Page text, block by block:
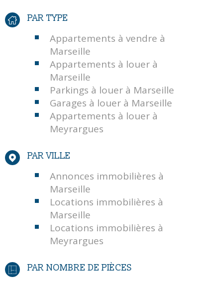
PAR TYPE
Appartements à vendre à
Marseille
Appartements à louer à
Marseille
Parkings à louer à Marseille
Garages à louer à Marseille
Appartements à louer à
Meyrargues
PAR VILLE
Annonces immobilières à
Marseille
Locations immobilières à
Marseille
Locations immobilières à
Meyrargues
PAR NOMBRE DE PIÈCES